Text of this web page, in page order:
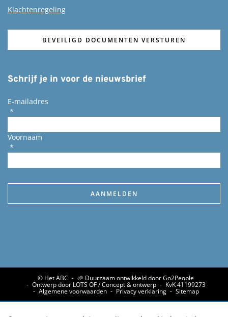
Klachtenregeling
BEVEILIGD DOCUMENTEN VERSTUREN
Schrijf je in voor de nieuwsbrief
E-mailadres
*
Voornaam
*
© Het ABC 🌱 Duurzaam ontwikkeld door Go2People
Ontwerp door LOTS OF / Concept & ontwerp KvK 41199273
Algemene voorwaarden Privacy verklaring Sitemap